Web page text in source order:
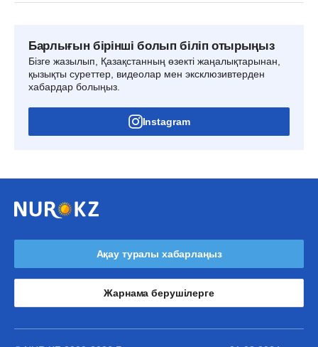
Барлығын бірінші болып біліп отырыңыз
Бізге жазылып, Қазақстанның өзекті жаңалықтарынан,
қызықты суреттер, видеолар мен эксклюзивтерден
хабардар болыңыз.
Instagram
Ақау туралы хабарлаңыз
Жарнама берушілерге